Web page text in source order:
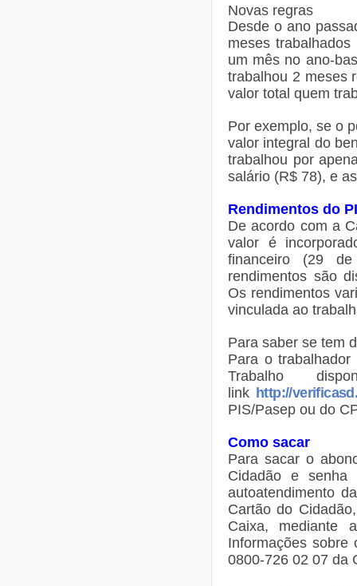
Novas regras
Desde o ano
meses
um mês no ano-
trabalhou 2 meses
valor total quem
Por exemplo, se o
valor integral do
trabalhou por
salário (R$ 78), e
Rendimentos do
De acordo com a
valor é
financeiro (29
rendimentos são
Os rendimentos
vinculada ao
Para saber se tem
Para o
Trabalho
link http://
PIS/Pasep ou do
Como sacar
Para sacar o
Cidadão e senha
autoatendimento
Cartão do
Caixa, mediante
Informações
0800-726 02 07 da